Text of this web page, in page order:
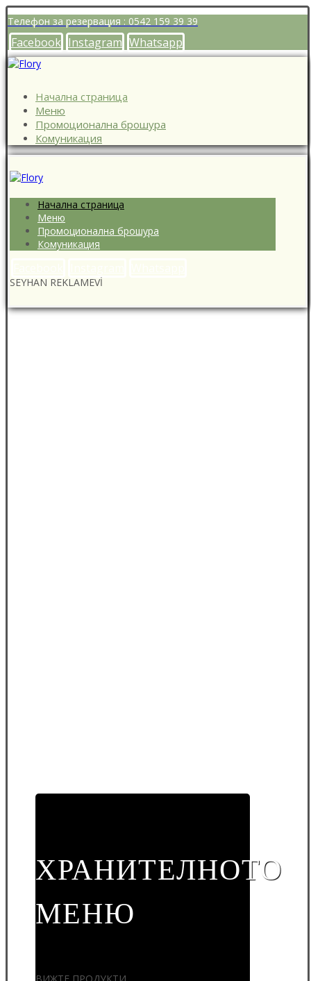
Телефон за резервация : 0542 159 39 39
Facebook Instagram Whatsapp
Начална страница
Меню
Промоционална брошура
Комуникация
Начална страница
Меню
Промоционална брошура
Комуникация
SEYHAN REKLAMEVİ
ХРАНИТЕЛНОТО
МЕНЮ